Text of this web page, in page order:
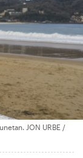
JON URBE /